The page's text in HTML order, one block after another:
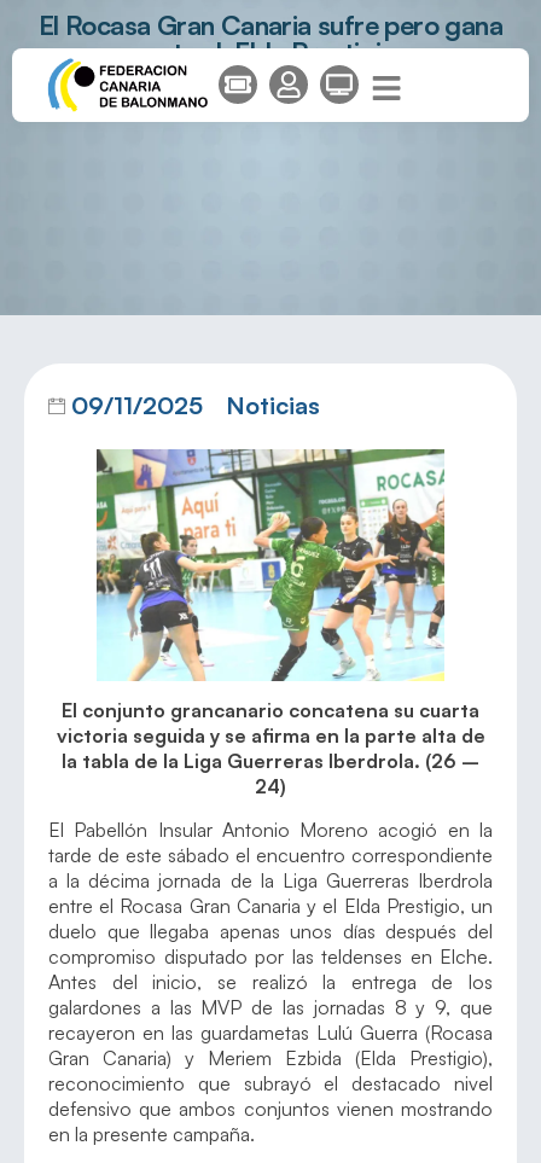
El Rocasa Gran Canaria sufre pero gana
ante el Elda Prestigio
09/11/2025 Noticias
El conjunto grancanario concatena su cuarta
victoria seguida y se afirma en la parte alta de
la tabla de la Liga Guerreras Iberdrola. (26 –
24)
El Pabellón Insular Antonio Moreno acogió en la
tarde de este sábado el encuentro correspondiente
a la décima jornada de la Liga Guerreras Iberdrola
entre el Rocasa Gran Canaria y el Elda Prestigio, un
duelo que llegaba apenas unos días después del
compromiso disputado por las teldenses en Elche.
Antes del inicio, se realizó la entrega de los
galardones a las MVP de las jornadas 8 y 9, que
recayeron en las guardametas Lulú Guerra (Rocasa
Gran Canaria) y Meriem Ezbida (Elda Prestigio),
reconocimiento que subrayó el destacado nivel
defensivo que ambos conjuntos vienen mostrando
en la presente campaña.